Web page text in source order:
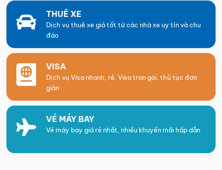
THUÊ XE
Dịch vụ thuê xe giá tốt từ các nhà xe uy tín và chu
đáo
VISA
Dịch vụ Visa nhanh, rẻ. Visa trọn gói, thủ tục đơn
giản
VÉ MÁY BAY
Vé máy bay giá rẻ nhất, nhiều khuyến mãi hấp dẫn